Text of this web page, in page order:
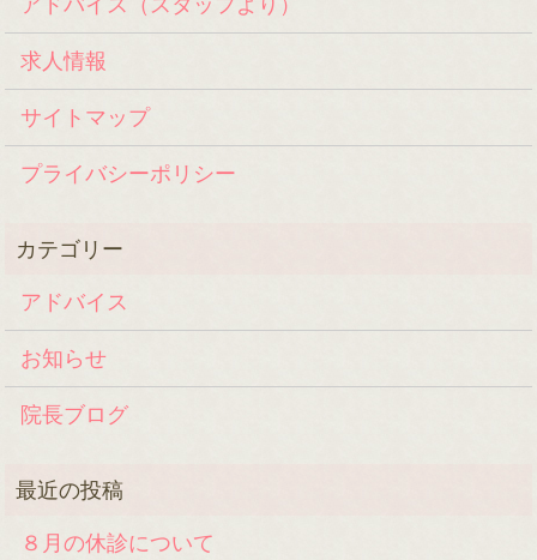
求人情報
サイトマップ
プライバシーポリシー
アドバイス
お知らせ
院長ブログ
８月の休診について